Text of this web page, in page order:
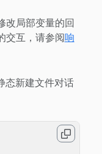
改局部变量的回
交互，请参阅响
态新建文件对话